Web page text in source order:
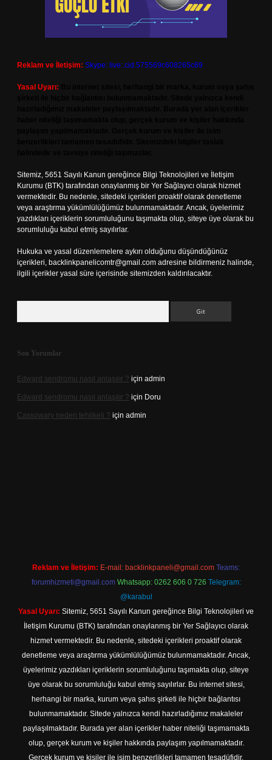
Reklam ve İletişim: Skype: live:.cid.575569c608265c69
Yasal Uyarı:
Sitemiz, 5651 Sayılı Kanun gereğince Bilgi Teknolojileri ve İletişim
Kurumu (BTK) tarafından onaylanmış bir Yer Sağlayıcı olarak hizmet
vermektedir. Bu nedenle, sitedeki içerikleri proaktif olarak denetleme
veya araştırma yükümlülüğümüz bulunmamaktadır. Ancak, üyelerimiz
yazdıkları içeriklerin sorumluluğunu taşımakta olup, siteye üye olarak bu
sorumluluğu kabul etmiş sayılırlar.
Hukuka ve yasal düzenlemelere aykırı olduğunu düşündüğünüz
içerikleri, backlinkpanelicomtr@gmail.com adresine bildirmeniz halinde,
ilgili içerikler yasal süre içerisinde sitemizden kaldırılacaktır.
Son Yorumlar
Edward sendromu nasıl anlaşılır ? için admin
Edward sendromu nasıl anlaşılır ? için Doru
Cassowary neden tehlikeli ? için admin
Reklam ve İletişim: E-mail: backlinkpaneli@gmail.com Teams:
forumhizmeti@gmail.com Whatsapp: 0262 606 0 726 Telegram:
@karabul
Yasal Uyarı: Sitemiz, 5651 Sayılı Kanun gereğince Bilgi Teknolojileri ve
İletişim Kurumu (BTK) tarafından onaylanmış bir Yer Sağlayıcı olarak
hizmet vermektedir. Bu nedenle, sitedeki içerikleri proaktif olarak
denetleme veya araştırma yükümlülüğümüz bulunmamaktadır. Ancak,
üyelerimiz yazdıkları içeriklerin sorumluluğunu taşımakta olup, siteye
üye olarak bu sorumluluğu kabul etmiş sayılırlar. Bu internet sitesi,
herhangi bir marka, kurum veya şahıs şirketi ile hiçbir bağlantısı
bulunmamaktadır. Sitede yalnızca kendi hazırladığımız makaleler
paylaşılmaktadır. Burada yer alan içerikler haber niteliği taşımamakta
olup, gerçek kurum ve kişiler hakkında paylaşım yapılmamaktadır.
Gerçek kurum ve kişiler ile isim benzerlikleri tamamen tesadüfidir.